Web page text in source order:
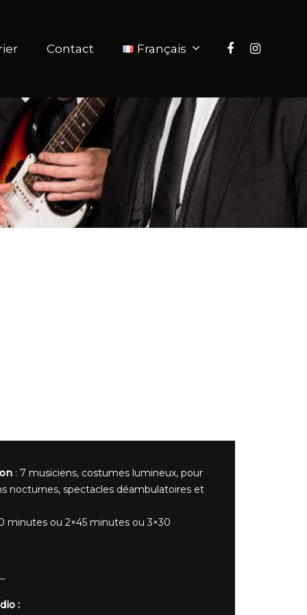
Contact Français
: 7 musiciens, costumes lumineux, pour
nocturnes, spectacles déambulatoires et
minutes ou 2×45 minutes ou 3×30
: